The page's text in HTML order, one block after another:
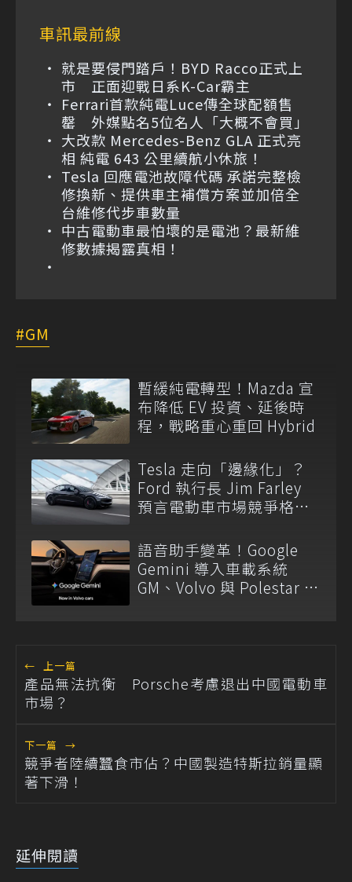
車訊最前線
就是要侵門踏戶！BYD Racco正式上
市 正面迎戰日系K-Car霸主
Ferrari首款純電Luce傳全球配額售
罄 外媒點名5位名人「大概不會買」
大改款 Mercedes-Benz GLA 正式亮
相 純電 643 公里續航小休旅！
Tesla 回應電池故障代碼 承諾完整檢
修換新、提供車主補償方案並加倍全
台維修代步車數量
中古電動車最怕壞的是電池？最新維
修數據揭露真相！
GM
暫緩純電轉型！Mazda 宣
布降低 EV 投資、延後時
程，戰略重心重回 Hybrid
Tesla 走向「邊緣化」？
Ford 執行長 Jim Farley
預言電動車市場競爭格局
語音助手變革！Google
Gemini 導入車載系統
GM、Volvo 與 Polestar 啟
← 上一篇
產品無法抗衡 Porsche考慮退出中國電動車
市場？
下一篇 →
競爭者陸續蠶食市佔？中國製造特斯拉銷量顯
著下滑！
延伸閱讀